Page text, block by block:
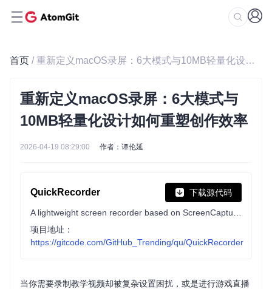
首页 / 重新定义macOS录屏：6大模式与10MB轻量化设计如何重塑创作效率
重新定义macOS录屏：6大模式与
10MB轻量化设计如何重塑创作效率
2026-04-19 08:29:00 作者：谭伦延
QuickRecorder 下载源代码
项目地址：
https://gitcode.com/GitHub_Trending/qu/QuickRecorder
当你需要录制教学视频却被复杂设置困扰，或是进行游戏直播